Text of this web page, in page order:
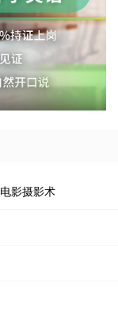
影摄影术